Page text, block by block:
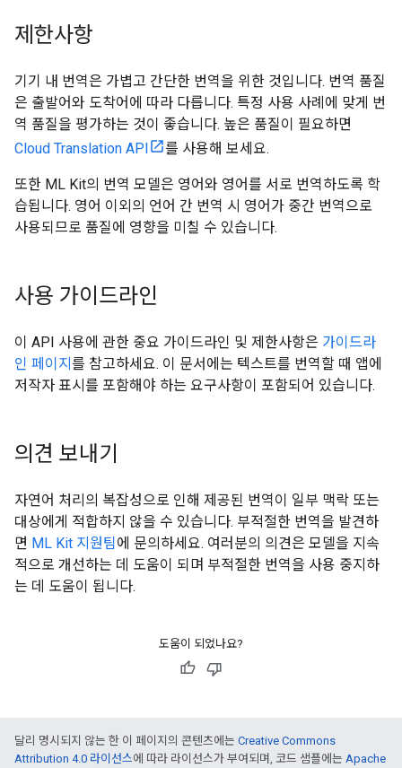
제한사항
기기 내 번역은 가볍고 간단한 번역을 위한 것입니다. 번역 품질
은 출발어와 도착어에 따라 다릅니다. 특정 사용 사례에 맞게 번
역 품질을 평가하는 것이 좋습니다. 높은 품질이 필요하면
Cloud Translation API
를 사용해 보세요.
또한 ML Kit의 번역 모델은 영어와 영어를 서로 번역하도록 학
습됩니다. 영어 이외의 언어 간 번역 시 영어가 중간 번역으로
사용되므로 품질에 영향을 미칠 수 있습니다.
사용 가이드라인
이 API 사용에 관한 중요 가이드라인 및 제한사항은 가이드라
인 페이지 를 참고하세요. 이 문서에는 텍스트를 번역할 때 앱에
저작자 표시를 포함해야 하는 요구사항이 포함되어 있습니다.
의견 보내기
자연어 처리의 복잡성으로 인해 제공된 번역이 일부 맥락 또는
대상에게 적합하지 않을 수 있습니다. 부적절한 번역을 발견하
면 ML Kit 지원팀에 문의하세요. 여러분의 의견은 모델을 지속
적으로 개선하는 데 도움이 되며 부적절한 번역을 사용 중지하
는 데 도움이 됩니다.
도움이 되었나요?
달리 명시되지 않는 한 이 페이지의 콘텐츠에는 Creative Commons
Attribution 4.0 라이선스에 따라 라이선스가 부여되며, 코드 샘플에는 Apache